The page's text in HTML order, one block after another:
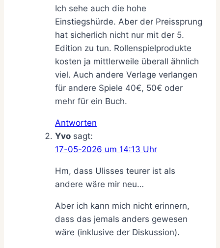
Ich sehe auch die hohe
Einstiegshürde. Aber der Preissprung
hat sicherlich nicht nur mit der 5.
Edition zu tun. Rollenspielprodukte
kosten ja mittlerweile überall ähnlich
viel. Auch andere Verlage verlangen
für andere Spiele 40€, 50€ oder
mehr für ein Buch.
Antworten
Yvo sagt:
17-05-2026 um 14:13 Uhr
Hm, dass Ulisses teurer ist als
andere wäre mir neu…
Aber ich kann mich nicht erinnern,
dass das jemals anders gewesen
wäre (inklusive der Diskussion).